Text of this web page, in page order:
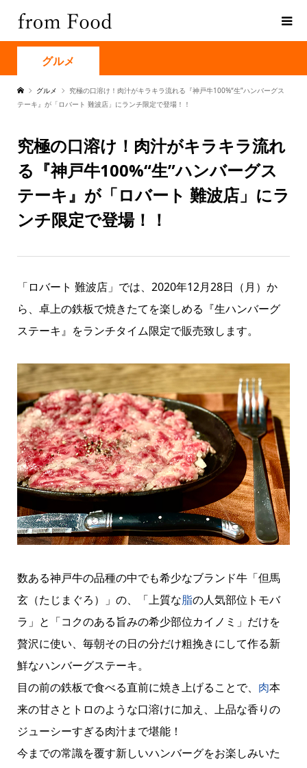
グルメ
グルメ
究極の口溶け！肉汁がキラキラ流れる『神戸牛100%“生”ハンバーグス
テーキ』が「ロバート 難波店」にランチ限定で登場！！
究極の口溶け！肉汁がキラキラ流れ
る『神戸牛100%“生”ハンバーグス
テーキ』が「ロバート 難波店」にラ
ンチ限定で登場！！
「ロバート 難波店」では、2020年12月28日（月）か
ら、卓上の鉄板で焼きたてを楽しめる『生ハンバーグ
ステーキ』をランチタイム限定で販売致します。
数ある神戸牛の品種の中でも希少なブランド牛「但馬
玄（たじまぐろ）」の、「上質な脂の人気部位トモバ
ラ」と「コクのある旨みの希少部位カイノミ」だけを
贅沢に使い、毎朝その日の分だけ粗挽きにして作る新
鮮なハンバーグステーキ。
目の前の鉄板で食べる直前に焼き上げることで、 肉本
来の甘さとトロのような口溶けに加え、上品な香りの
ジューシーすぎる肉汁まで堪能！
今までの常識を覆す新しいハンバーグをお楽しみいた